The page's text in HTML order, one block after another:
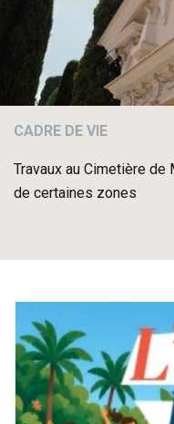
CADRE DE VIE
Travaux au Cimetière
de certaines zones